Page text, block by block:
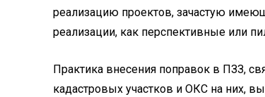
реализацию проектов, зачастую
реализации, как перспективные или
Практика внесения поправок в ПЗЗ,
кадастровых участков и ОКС на них,